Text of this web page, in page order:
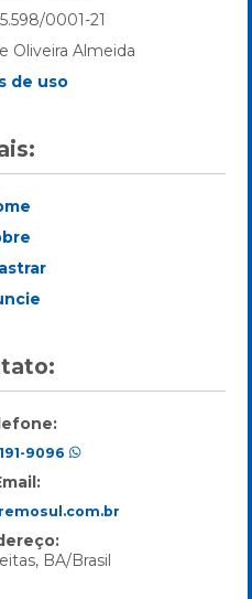
0001-21
Oliveira Almeida
de uso
9096
BA/Brasil